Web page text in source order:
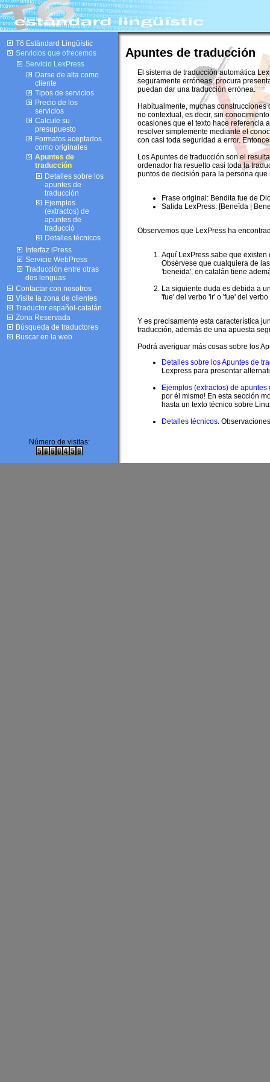
T6 Estàndard Lingüístic
Servicios que ofrecemos
Servicio LexPress
Darse de alta como
cliente
Tipos de servicios
Precio de los
servicios
Calcule su
presupuesto
Formatos aceptados
como originales
Apuntes de
traducción
Detalles sobre los
apuntes de
traducción
Ejemplos
(extractos) de
apuntes de
traducció
Detalles técnicos
Interfaz iPress
Servicio WebPress
Traducción entre otras
dos lenguas
Contactar con nosotros
Visite la zona de clientes
Traductor español-catalán
Zona Reservada
Búsqueda de traductores
Buscar en la web
Apuntes de traducción
El sistema de traducción automática
seguramente erróneas, procura
puedan dar una traducción errónea.
Habitualmente, muchas
no contextual, es decir, sin
ocasiones que el texto hace referencia
resolver simplemente mediante el
con casi toda seguridad a error.
Los Apuntes de traducción son el
ordenador ha resuelto casi toda la
puntos de decisión para la persona
Frase original: Bendita fue de
Salida LexPress: [Beneïda |
Observemos que LexPress ha
Aquí LexPress sabe que
Obsérvese que cualquiera de
'beneida', en catalán tiene
La siguiente duda es debida a
'fue' del verbo 'ir' o 'fue' del
Y es precisamente esta característica
traducción, además de una apuesta
Podrá averiguar más cosas sobre los
Detalles sobre los Apuntes de
Lexpress para presentar
Ejemplos (extractos) de apuntes
por él mismo! En esta sección
hasta un texto técnico sobre
Detalles técnicos.
Número de visitas: